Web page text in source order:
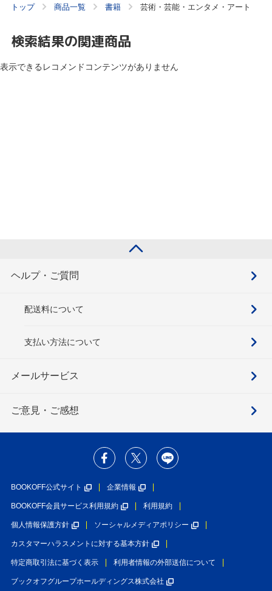
トップ 商品一覧 書籍 芸術・芸能・エンタメ・アート
検索結果の関連商品
表示できるレコメンドコンテンツがありません
ヘルプ・ご質問
配送料について
支払い方法について
メールサービス
ご意見・ご感想
BOOKOFF公式サイト 企業情報
BOOKOFF会員サービス利用規約 利用規約
個人情報保護方針 ソーシャルメディアポリシー
カスタマーハラスメントに対する基本方針
特定商取引法に基づく表示 利用者情報の外部送信について
ブックオフグループホールディングス株式会社